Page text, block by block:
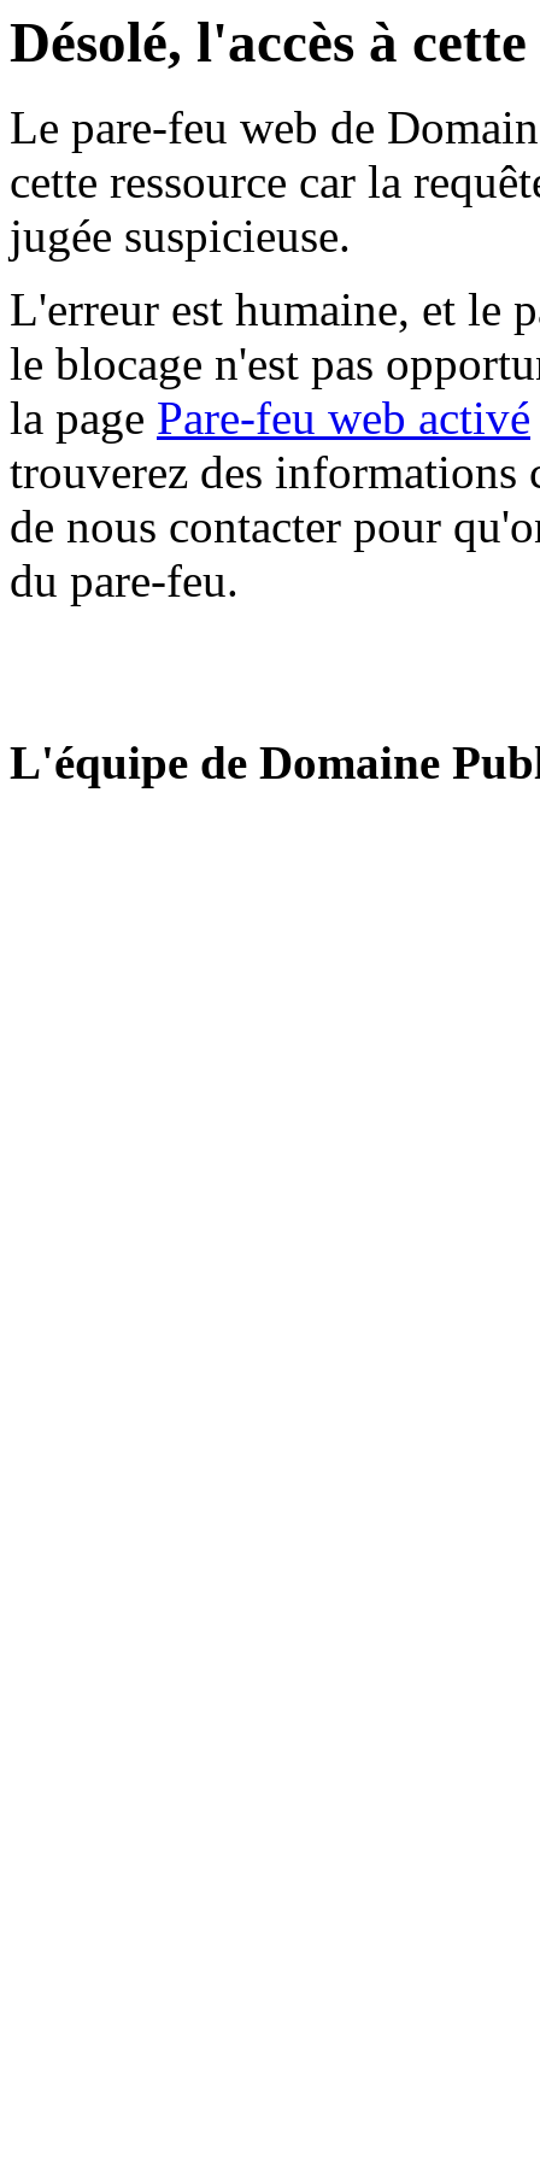
Désolé, l'accès à
Le pare-feu web de
cette ressource car la
jugée suspicieuse.
L'erreur est humaine, et le
le blocage n'est pas
la page Pare-feu web activé
trouverez des informations
de nous contacter pour
du pare-feu.
L'équipe de Domaine